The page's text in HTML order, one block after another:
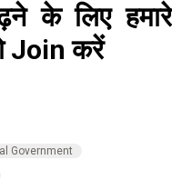
के लिए हमारे
Join करें
Government